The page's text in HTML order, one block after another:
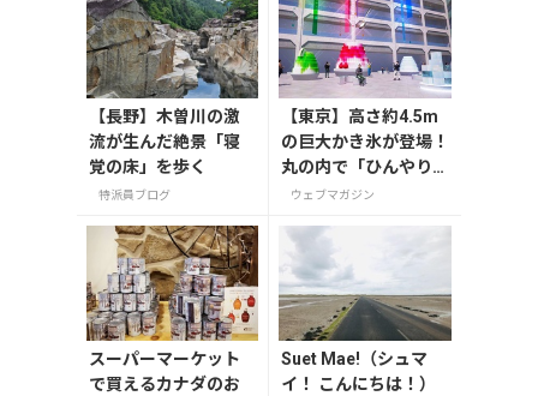
【長野】木曽川の激
流が生んだ絶景「寝
覚の床」を歩く
特派員ブログ
【東京】高さ約4.5m
の巨大かき氷が登場！
丸の内で「ひんやりＫ
ＩＴＴＥ」が8月7日
ウェブマガジン
スーパーマーケット
で買えるカナダのお
Suet Mae!（シュマ
イ！ こんにちは！）